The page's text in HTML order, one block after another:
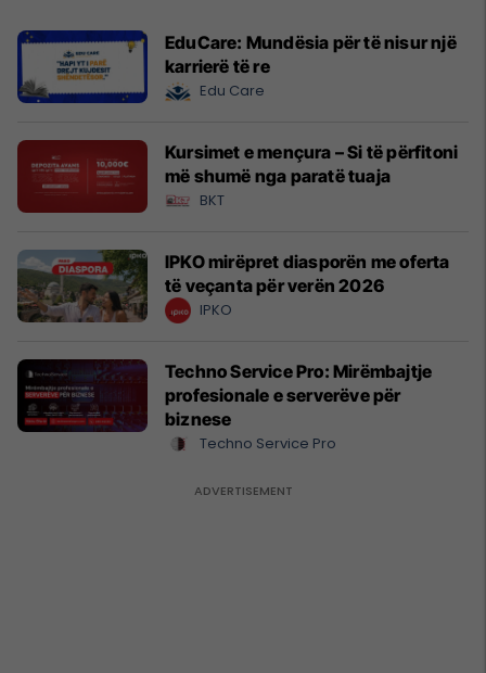
EduCare: Mundësia për të nisur një
karrierë të re
Edu Care
Kursimet e mençura – Si të përfitoni
më shumë nga paratë tuaja
BKT
IPKO mirëpret diasporën me oferta
të veçanta për verën 2026
IPKO
Techno Service Pro: Mirëmbajtje
profesionale e serverëve për
biznese
Techno Service Pro